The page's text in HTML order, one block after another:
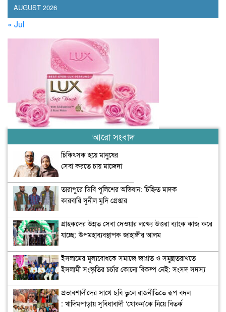
AUGUST 2026
« Jul
আরো সংবাদ
চিকিৎসক হয়ে মানুষের
সেবা করতে চায় মাজেদা
তারাপুরে ডিবি পুলিশের অভিযান: চিহ্নিত মাদক
কারবারি সুনীল মুদি গ্রেপ্তার
গ্রাহকদের উন্নত সেবা দেওয়ার লক্ষ্যে উত্তরা ব্যাংক কাজ করে
যাচ্ছে: উপমহাব্যবস্থাপক জাহাঙ্গীর আলম
ইসলামের মূল্যবোধকে সমাজে জাগ্রত ও সমুন্নতরাখতে
ইসলামী সংস্কৃতির চর্চার কোনো বিকল্প নেই: সংসদ সদস্য
প্রভাবশালীদের সাথে ছবি তুলে রাজনীতিতে রূপ বদল
: খাদিমপাড়ায় সুবিধাবাদী ‘খোকন’কে নিয়ে বিতর্ক